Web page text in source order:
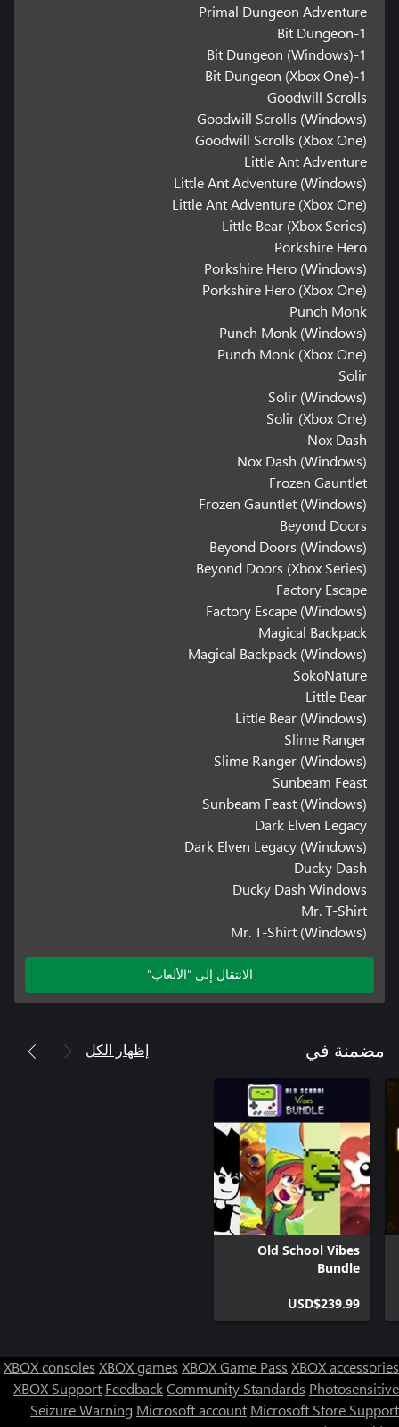
Primal Dungeon Adventure
1-Bit Dungeon
1-Bit Dungeon (Windows)
1-Bit Dungeon (Xbox One)
Goodwill Scrolls
Goodwill Scrolls (Windows)
Goodwill Scrolls (Xbox One)
Little Ant Adventure
Little Ant Adventure (Windows)
Little Ant Adventure (Xbox One)
Little Bear (Xbox Series)
Porkshire Hero
Porkshire Hero (Windows)
Porkshire Hero (Xbox One)
Punch Monk
Punch Monk (Windows)
Punch Monk (Xbox One)
Solir
Solir (Windows)
Solir (Xbox One)
Nox Dash
Nox Dash (Windows)
Frozen Gauntlet
Frozen Gauntlet (Windows)
Beyond Doors
Beyond Doors (Windows)
Beyond Doors (Xbox Series)
Factory Escape
Factory Escape (Windows)
Magical Backpack
Magical Backpack (Windows)
SokoNature
Little Bear
Little Bear (Windows)
Slime Ranger
Slime Ranger (Windows)
Sunbeam Feast
Sunbeam Feast (Windows)
Dark Elven Legacy
Dark Elven Legacy (Windows)
Ducky Dash
Ducky Dash Windows
Mr. T-Shirt
Mr. T-Shirt (Windows)
الانتقال إلى "الألعاب"
مضمنة في إظهار الكل
Old School Vibes
Bundle
USD$239.99
XBOX consoles XBOX games XBOX Game Pass XBOX accessories
XBOX Support FeedbackCommunity Standards Photosensitive
Seizure Warning Microsoft account Microsoft Store Support